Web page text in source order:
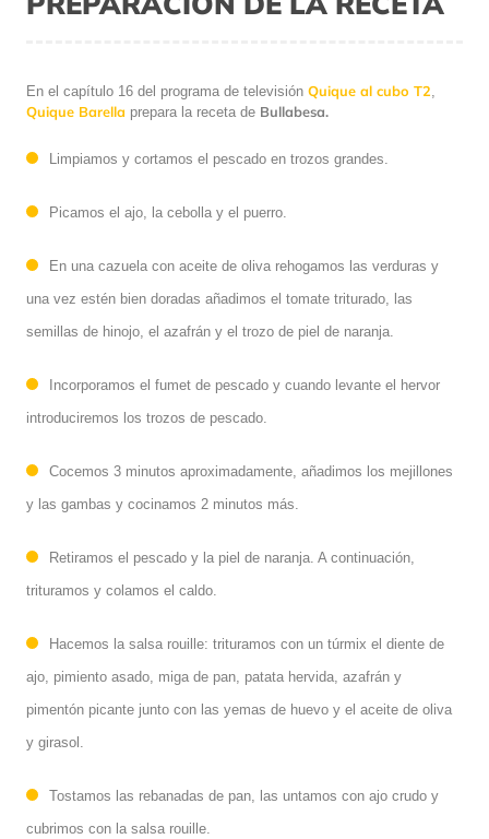
En el capítulo 16 del programa de televisión Quique al cubo T2
Quique Barella prepara la receta de Bullabesa.
Limpiamos y cortamos el pescado en trozos grandes.
Picamos el ajo, la cebolla y el puerro.
En una cazuela con aceite de oliva rehogamos las verduras y
una vez estén bien doradas añadimos el tomate triturado, las
semillas de hinojo, el azafrán y el trozo de piel de naranja.
Incorporamos el fumet de pescado y cuando levante el hervor
introduciremos los trozos de pescado.
Cocemos 3 minutos aproximadamente, añadimos los mejillones
y las gambas y cocinamos 2 minutos más.
Retiramos el pescado y la piel de naranja. A continuación,
trituramos y colamos el caldo.
Hacemos la salsa rouille: trituramos con un túrmix el diente de
ajo, pimiento asado, miga de pan, patata hervida, azafrán y
pimentón picante junto con las yemas de huevo y el aceite de oliva
y girasol.
Tostamos las rebanadas de pan, las untamos con ajo crudo y
cubrimos con la salsa rouille.